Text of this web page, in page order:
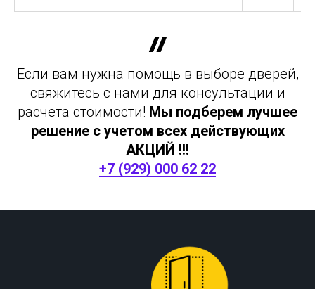
Если вам нужна помощь в выборе дверей,
свяжитесь с нами для консультации и
расчета стоимости! Мы подберем лучшее
решение с учетом всех действующих
АКЦИЙ !!!
+7 (929) 000 62 22